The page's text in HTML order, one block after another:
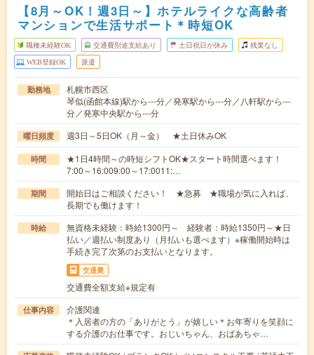
【8月～OK！週3日～】ホテルライクな高齢者
マンションで生活サポート＊時短OK
職種未経験OK 交通費別途支給あり 土日祝日が休み 残業なし
WEB登録OK 派遣
勤務地
札幌市西区
琴似(函館本線)駅から---分／発寒駅から---分／八軒駅から---
分／発寒中央駅から---分
曜日頻度 週3日～5日OK（月～金） ★土日休みOK
時間
★1日4時間～の時短シフトOK★スタート時間選べます！
7:00～16:009:00～17:0011:…
期間
開始日はご相談ください！ ★急募 ★職場が気に入れば、
長期でも働けます！
時給
無資格未経験：時給1300円～ 経験者：時給1350円～★日
払い／週払い制度あり（月払いも選べます）※稼働開始時は
手続き完了次第のお支払いとなります。
交通費
交通費全額支給※規定有
仕事内容
介護関連
＊入居者の方の「ありがとう」が嬉しい＊お年寄りを笑顔に
する介護のお仕事です。おじいちゃん、おばあちゃ…